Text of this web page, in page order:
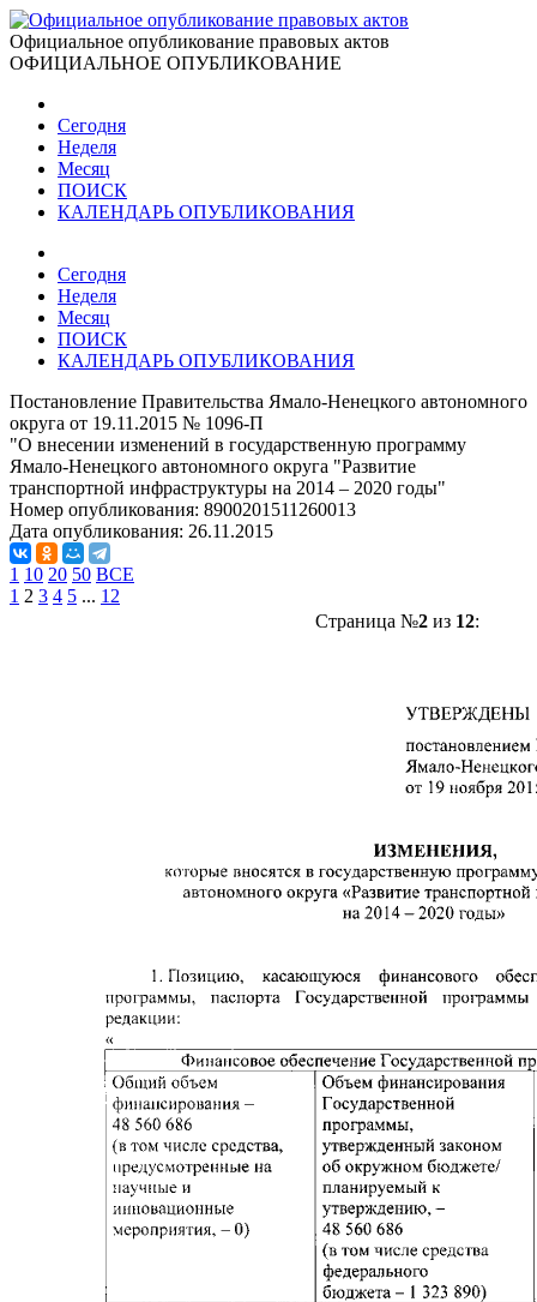
Официальное опубликование правовых актов
ОФИЦИАЛЬНОЕ ОПУБЛИКОВАНИЕ
Сегодня
Неделя
Месяц
ПОИСК
КАЛЕНДАРЬ ОПУБЛИКОВАНИЯ
Сегодня
Неделя
Месяц
ПОИСК
КАЛЕНДАРЬ ОПУБЛИКОВАНИЯ
Постановление Правительства Ямало-Ненецкого автономного
округа от 19.11.2015 № 1096-П
"О внесении изменений в государственную программу
Ямало-Ненецкого автономного округа "Развитие
транспортной инфраструктуры на 2014 – 2020 годы"
Номер опубликования: 8900201511260013
Дата опубликования: 26.11.2015
1 10 20 50 ВСЕ
1 2 3 4 5 ... 12
Страница №2из 12: